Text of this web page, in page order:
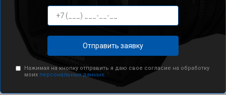
Отправить заявку
Нажимая на кнопку отправить я даю свое согласие на обработку
моих персональных данных.